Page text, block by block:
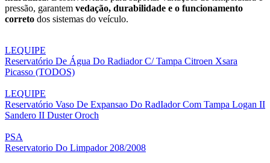
pressão, garantem vedação, durabilidade e o funcionamento
correto dos sistemas do veículo.
LEQUIPE
Reservatório De Água Do Radiador C/ Tampa Citroen Xsara
Picasso (TODOS)
LEQUIPE
Reservatório Vaso De Expansao Do RadIador Com Tampa Logan II
Sandero II Duster Oroch
PSA
Reservatorio Do Limpador 208/2008